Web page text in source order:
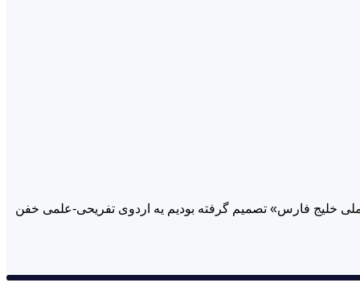
ابری به مناسبت «روز ملی خلیج فارس» تصمیم گرفته بودیم یه اردوی تفریحی-علمی خفن